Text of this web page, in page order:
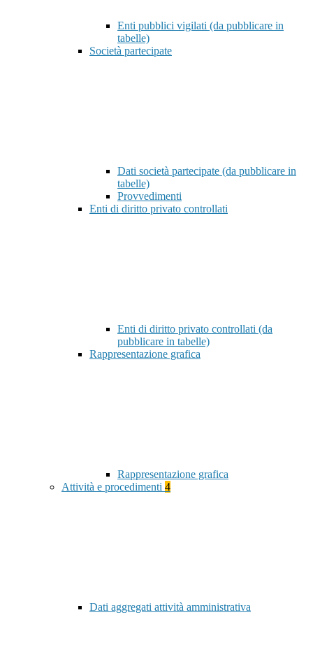
Enti pubblici vigilati (da pubblicare in
tabelle)
Società partecipate
Dati società partecipate (da pubblicare in
tabelle)
Provvedimenti
Enti di diritto privato controllati
Enti di diritto privato controllati (da
pubblicare in tabelle)
Rappresentazione grafica
Rappresentazione grafica
Attività e procedimenti 4
Dati aggregati attività amministrativa